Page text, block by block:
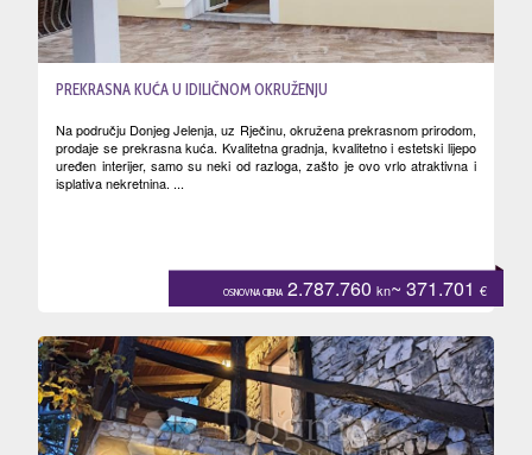
PREKRASNA KUĆA U IDILIČNOM OKRUŽENJU
Na području Donjeg Jelenja, uz Rječinu, okružena prekrasnom prirodom,
prodaje se prekrasna kuća. Kvalitetna gradnja, kvalitetno i estetski lijepo
uređen interijer, samo su neki od razloga, zašto je ovo vrlo atraktivna i
isplativa nekretnina. ...
OSNOVNA CIJENA 2.787.760 kn~ 371.701 €